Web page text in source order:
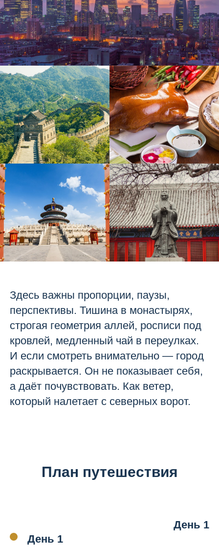
Здесь важны пропорции, паузы,
перспективы. Тишина в монастырях,
строгая геометрия аллей, росписи под
кровлей, медленный чай в переулках.
И если смотреть внимательно — город
раскрывается. Он не показывает себя,
а даёт почувствовать. Как ветер,
который налетает с северных ворот.
План путешествия
День 1
День 1